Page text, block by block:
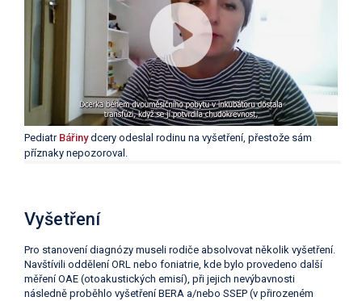
Pediatr Bářinydcery odeslal rodinu na vyšetření, přestože sám
příznaky nepozoroval.
Vyšetření
Pro stanovení diagnózy museli rodiče absolvovat několik vyšetření.
Navštívili oddělení ORL nebo foniatrie, kde bylo provedeno další
měření OAE (otoakustických emisí), při jejich nevýbavnosti
následně proběhlo vyšetření BERA a/nebo SSEP (v přirozeném